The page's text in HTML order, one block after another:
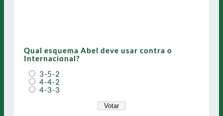
Qual esquema Abel deve usar contra o
Internacional?
3-5-2
4-4-2
4-3-3